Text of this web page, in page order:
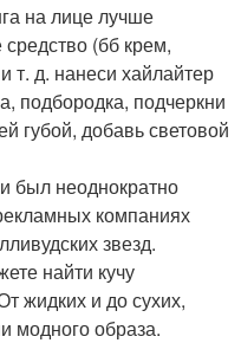
на лице лучше
средство (бб крем,
т. д. нанеси хайлайтер
подбородка, подчеркни
губой, добавь световой
был неоднократно
компаниях
звезд.
найти кучу
жидких и до сухих,
модного образа.